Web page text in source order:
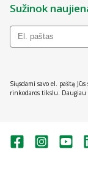
Sužinok
Siųsdami savo el. paštą
rinkodaros tikslu. Daugiau